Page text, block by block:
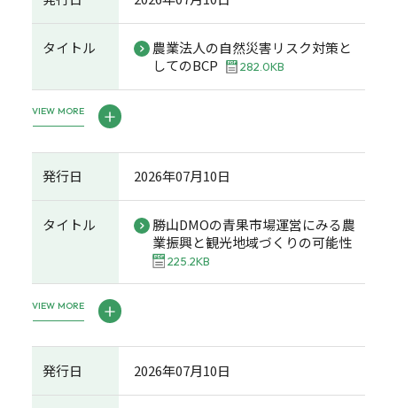
タイトル
農業法人の自然災害リスク対策と
してのBCP
282.0KB
VIEW MORE
発行日 2026年07月10日
タイトル
勝山DMOの青果市場運営にみる農
業振興と観光地域づくりの可能性
225.2KB
VIEW MORE
発行日 2026年07月10日